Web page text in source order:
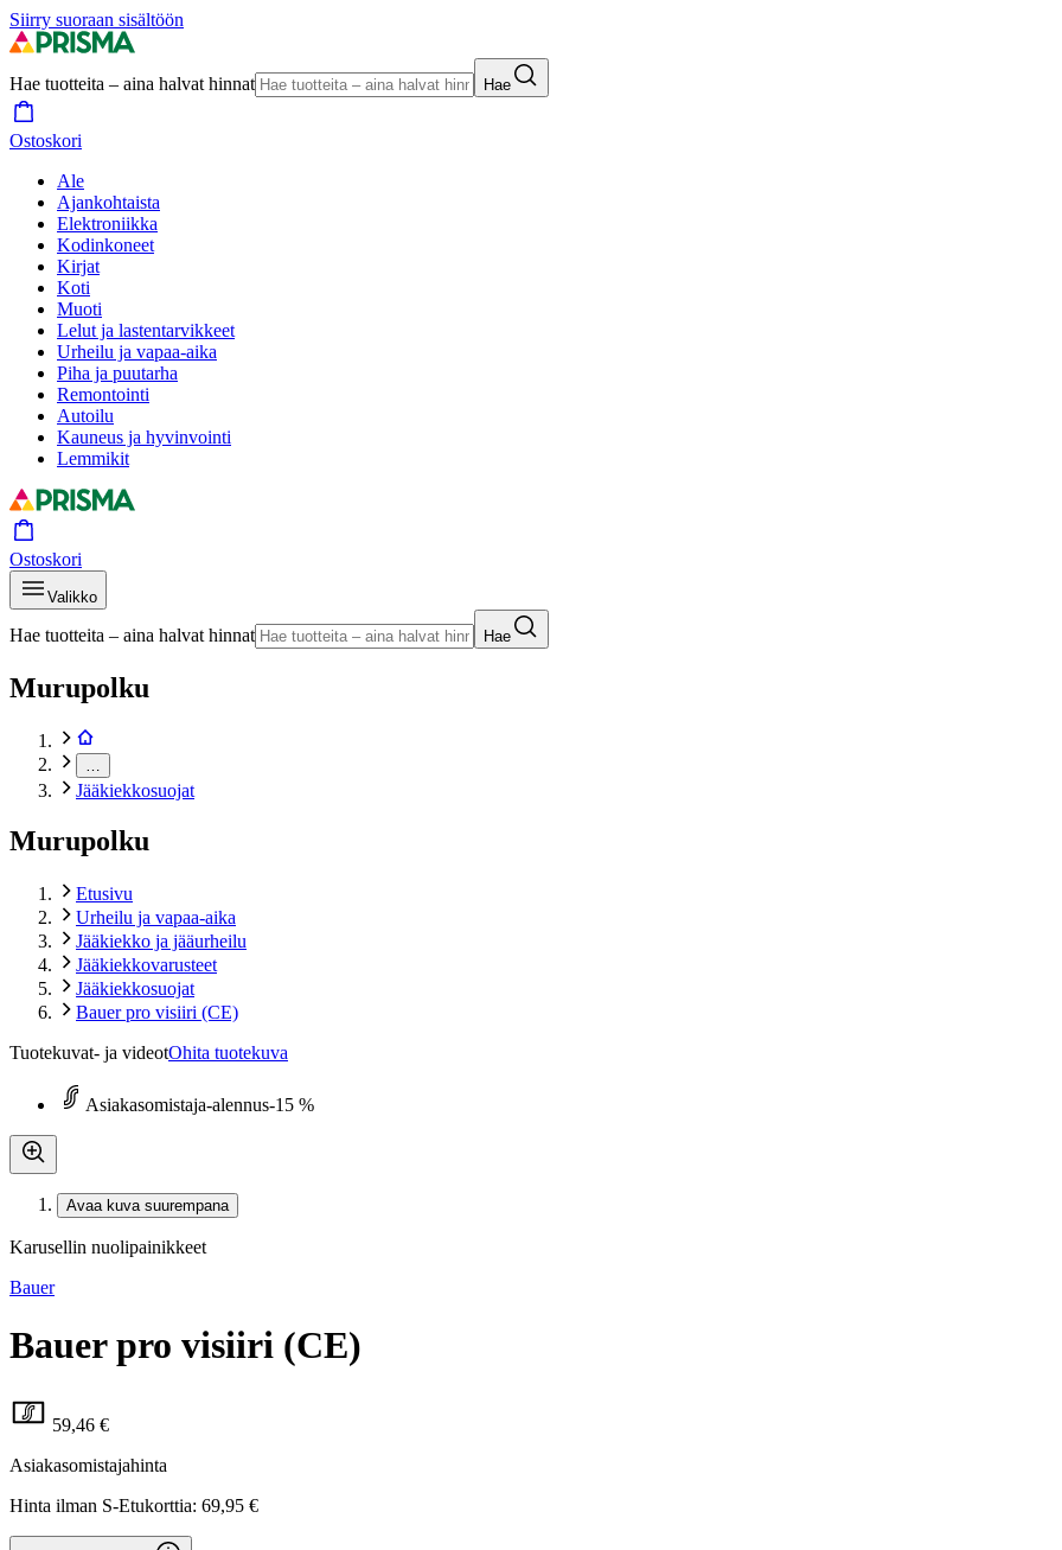
Siirry suoraan sisältöön
Hae tuotteita – aina halvat hinnat Hae
Ostoskori
Ale
Ajankohtaista
Elektroniikka
Kodinkoneet
Kirjat
Koti
Muoti
Lelut ja lastentarvikkeet
Urheilu ja vapaa-aika
Piha ja puutarha
Remontointi
Autoilu
Kauneus ja hyvinvointi
Lemmikit
Ostoskori
Valikko
Hae tuotteita – aina halvat hinnat Hae
Murupolku
Jääkiekkosuojat
Murupolku
Etusivu
Urheilu ja vapaa-aika
Jääkiekko ja jääurheilu
Jääkiekkovarusteet
Jääkiekkosuojat
Bauer pro visiiri (CE)
Tuotekuvat- ja videotOhita tuotekuva
Asiakasomistaja-alennus-15 %
Avaa kuva suurempana
Karusellin nuolipainikkeet
Bauer
Bauer pro visiiri (CE)
59,46 €
Asiakasomistajahinta
Hinta ilman S-Etukorttia: 69,95 €